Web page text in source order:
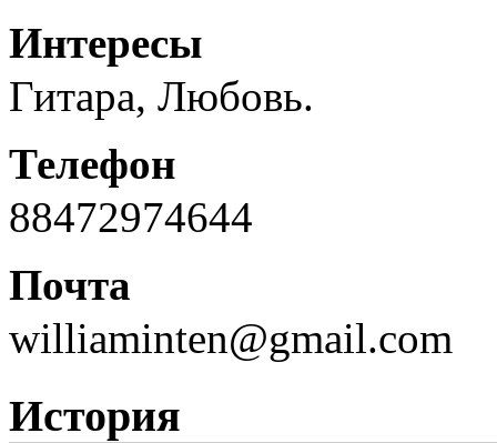
Интересы
Гитара, Любовь.
Телефон
88472974644
Почта
williaminten@gmail.com
История